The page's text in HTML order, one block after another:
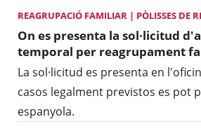
REAGRUPACIÓ FAMILIAR | PÒLISSES DE
On es presenta la sol·licitud
temporal per reagrupament
La sol·licitud es presenta en
casos legalment previstos es pot
espanyola.